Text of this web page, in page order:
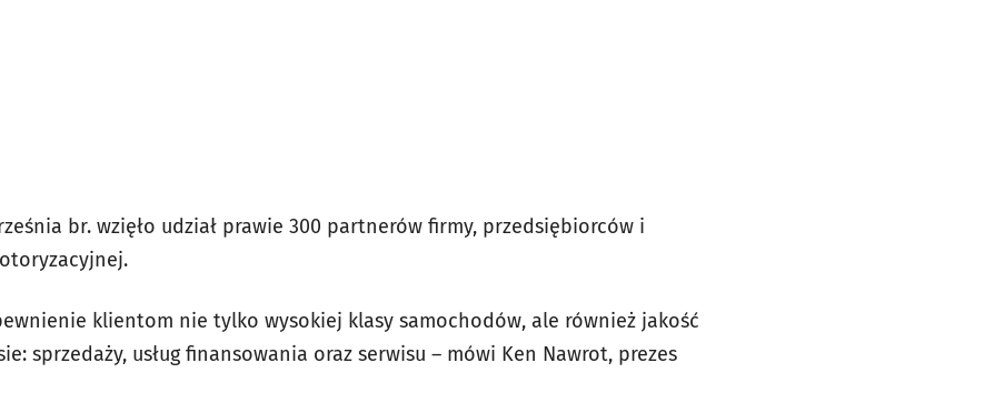
br. wzięło udział prawie 300 partnerów firmy, przedsiębiorców i
klientom nie tylko wysokiej klasy samochodów, ale również jakość
sprzedaży, usług finansowania oraz serwisu – mówi Ken Nawrot, prezes